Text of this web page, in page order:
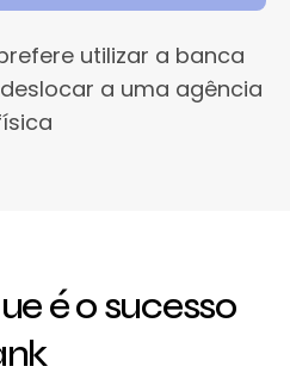
utilizar a banca
a uma agência
é o sucesso